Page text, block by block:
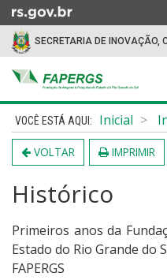
para
conteúdo
para
menu
SECRETARIA DE INOVAÇÃO,
Início
do
conteúdo
Inicial
VOLTAR IMPRIMIR
Histórico
Primeiros anos da
Estado do Rio Grande do
FAPERGS